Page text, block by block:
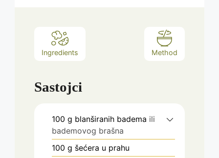
Ingredients Method
Sastojci
100 g blanširanih badema ili
bademovog brašna
100 g šećera u prahu